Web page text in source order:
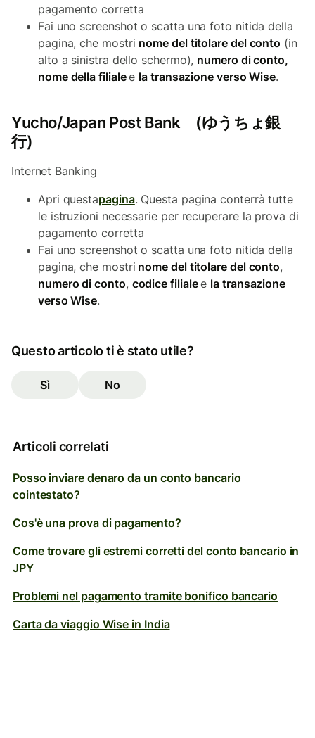
pagamento corretta
Fai uno screenshot o scatta una foto nitida della
pagina, che mostri nome del titolare del conto (in
alto a sinistra dello schermo), numero di conto,
nome della filialee la transazione verso Wise.
Yucho/Japan Post Bank (ゆうちょ銀
行)
Internet Banking
Apri questapagina. Questa pagina conterrà tutte
le istruzioni necessarie per recuperare la prova di
pagamento corretta
Fai uno screenshot o scatta una foto nitida della
pagina, che mostri nome del titolare del conto,
numero di conto, codice filialee la transazione
verso Wise.
Questo articolo ti è stato utile?
Sì No
Articoli correlati
Posso inviare denaro da un conto bancario
cointestato?
Cos'è una prova di pagamento?
Come trovare gli estremi corretti del conto bancario in
JPY
Problemi nel pagamento tramite bonifico bancario
Carta da viaggio Wise in India